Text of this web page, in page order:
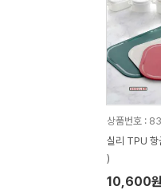
상품번호 :
실리 TPU 항균 도
)
10,600원